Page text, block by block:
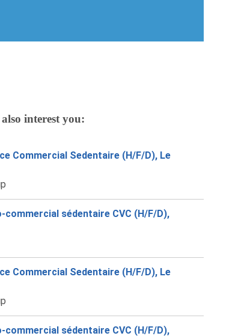
interest you:
Commercial Sedentaire (H/F/D), Le
commercial sédentaire CVC (H/F/D),
Commercial Sedentaire (H/F/D), Le
commercial sédentaire CVC (H/F/D),